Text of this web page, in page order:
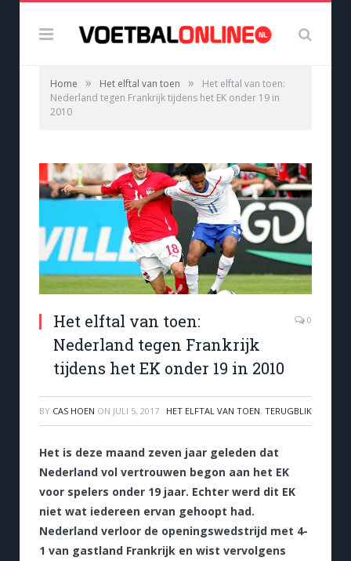
Home » Het elftal van toen »
Het elftal van toen:
Nederland tegen Frankrijk tijdens het EK onder 19 in
2010
Het elftal van toen:
Nederland tegen Frankrijk
tijdens het EK onder 19 in 2010
0
BY CAS HOEN ON JULI 5, 2017 HET ELFTAL VAN TOEN, TERUGBLIK
Het is deze maand zeven jaar geleden dat
Nederland vol vertrouwen begon aan het EK
voor spelers onder 19 jaar. Echter werd dit EK
niet wat iedereen ervan gehoopt had.
Nederland verloor de openingswedstrijd met 4-
1 van gastland Frankrijk en wist vervolgens